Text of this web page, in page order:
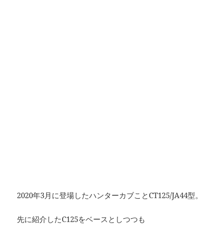
2020年3月に登場したハンターカブことCT125/JA44型。
先に紹介したC125をベースとしつつも